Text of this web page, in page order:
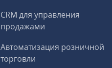
CRM для управления
продажами
Автоматизация розничной
торговли